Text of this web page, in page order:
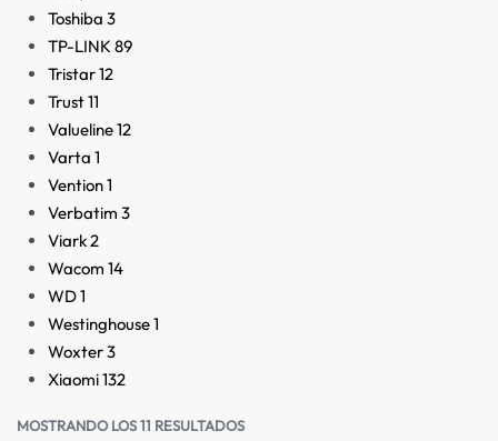
Toshiba 3
TP-LINK 89
Tristar12
Trust11
Valueline12
Varta 1
Vention1
Verbatim 3
Viark2
Wacom 14
WD1
Westinghouse1
Woxter3
Xiaomi132
MOSTRANDO LOS 11 RESULTADOS